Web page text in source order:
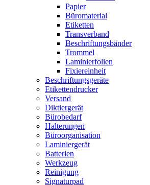
Papier
Büromaterial
Etiketten
Transverband
Beschriftungsbänder
Trommel
Laminierfolien
Fixiereinheit
Beschriftungsgeräte
Etikettendrucker
Versand
Diktiergerät
Bürobedarf
Halterungen
Büroorganisation
Laminiergerät
Batterien
Werkzeug
Reinigung
Signaturpad